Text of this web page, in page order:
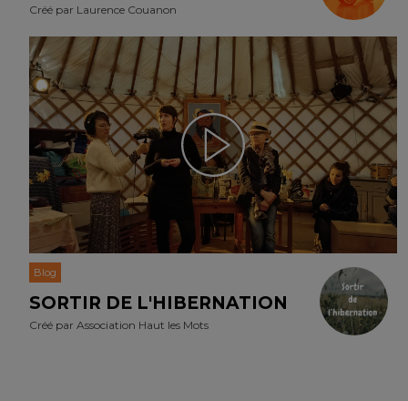
Créé par Laurence Couanon
Blog
SORTIR DE L'HIBERNATION
Créé parAssociation Haut les Mots